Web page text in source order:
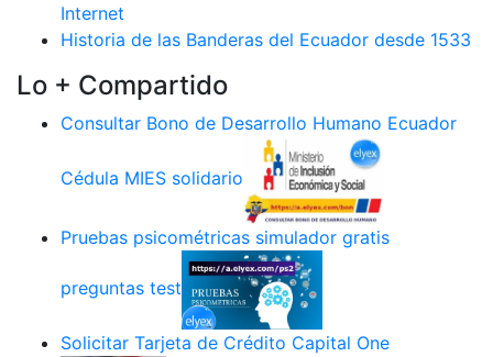
Internet
Historia de las Banderas del Ecuador desde 1533
Lo + Compartido
Consultar Bono de Desarrollo Humano Ecuador
Cédula MIES solidario
Pruebas psicométricas simulador gratis
preguntas test
Solicitar Tarjeta de Crédito Capital One